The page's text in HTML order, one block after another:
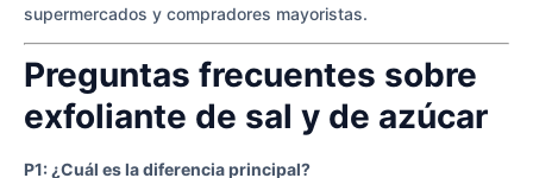
supermercados y compradores mayoristas.
Preguntas frecuentes sobre
exfoliante de sal y de azúcar
P1: ¿Cuál es la diferencia principal?